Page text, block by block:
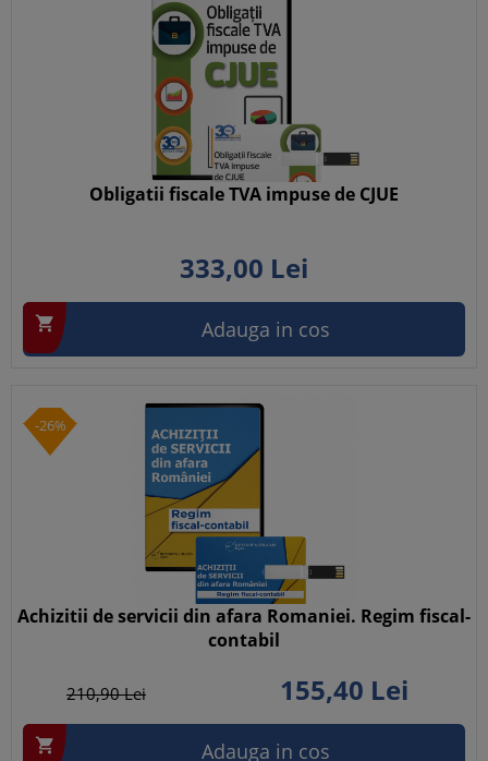
Obligatii fiscale TVA impuse de CJUE
333,00 Lei
 Adauga in cos
-26%
Achizitii de servicii din afara Romaniei. Regim fiscal-
contabil
210,90Lei 155,40 Lei
 Adauga in cos